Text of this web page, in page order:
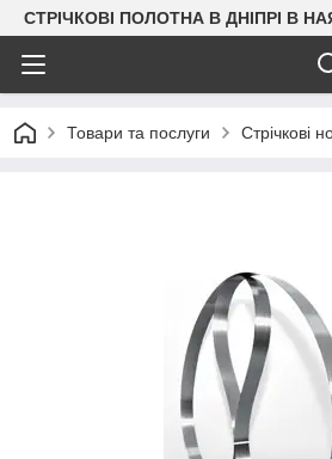
СТРІЧКОВІ ПОЛОТНА В ДНІПРІ В
Товари та послуги Стрічкові